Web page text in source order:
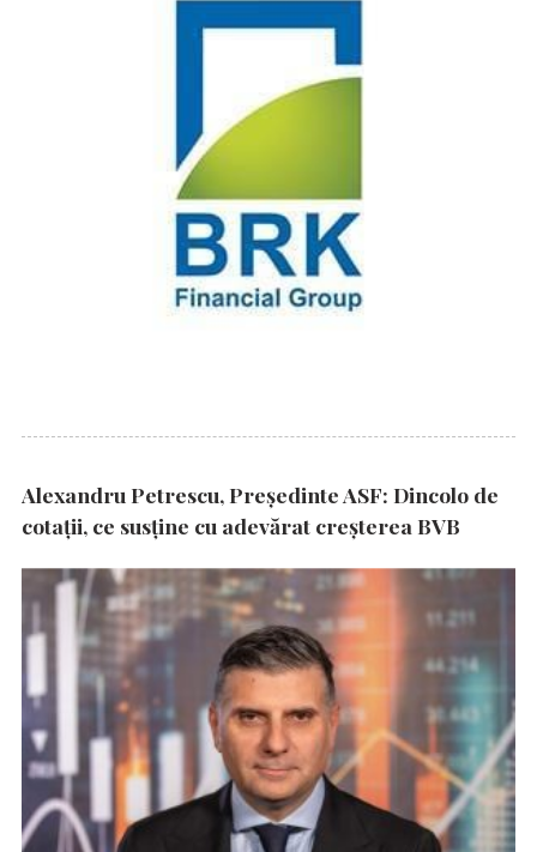
Alexandru Petrescu, Președinte ASF: Dincolo de
cotații, ce susține cu adevărat creșterea BVB